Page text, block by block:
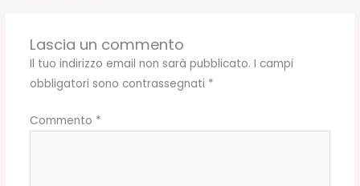
Lascia un commento
Il tuo indirizzo email non sarà pubblicato. I campi
obbligatori sono contrassegnati *
Commento *